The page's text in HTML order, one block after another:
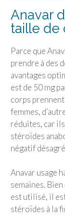
Anavar
taille de
Parce que
prendre à des
avantages
est de 50 mg
corps
femmes,
réduites, car
stéroïdes
négatif
Anavar usage
semaines. Bien
est utilisé, il
stéroïdes à la